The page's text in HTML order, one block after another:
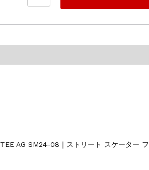
AG SM24-08｜ストリート スケーター フ